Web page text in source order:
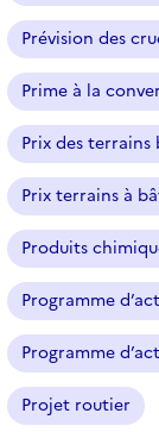
Prévision des
Prime à la
Prix des terrains
Prix terrains à
Produits
Programme
Programme
Projet routier